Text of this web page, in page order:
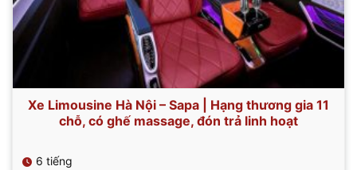
Xe Limousine Hà Nội – Sapa | Hạng thương gia 11
chỗ, có ghế massage, đón trả linh hoạt
6 tiếng